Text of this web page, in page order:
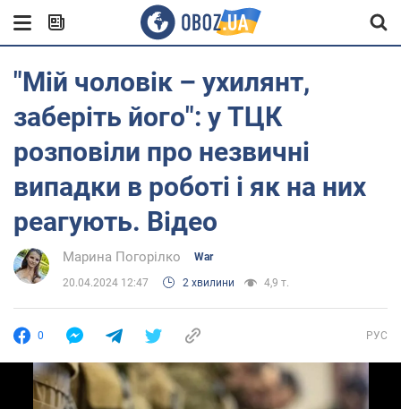
"Мій чоловік – ухилянт,
заберіть його": у ТЦК
розповіли про незвичні
випадки в роботі і як на них
реагують. Відео
Марина Погорілко War
20.04.2024 12:47 2 хвилини 4,9 т.
0 РУС